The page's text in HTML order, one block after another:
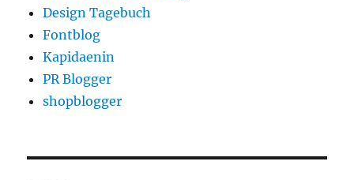
Design Tagebuch
Fontblog
Kapidaenin
PR Blogger
shopblogger